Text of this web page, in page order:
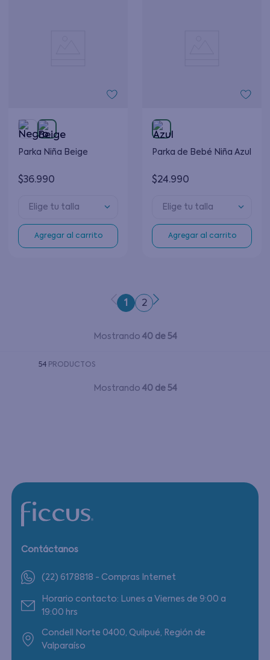
Parka Niña Beige
$36.990
Elige tu talla
Agregar al carrito
Parka de Bebé Niña Azul
$24.990
Elige tu talla
Agregar al carrito
1 2
Mostrando 40 de 54
54 PRODUCTOS
Mostrando 40 de 54
Contáctanos
(22) 6178818 - Compras Internet
Horario contacto: Lunes a Viernes de 9:00 a
19:00 hrs
Condell Norte 0400, Quilpué, Región de
Valparaíso